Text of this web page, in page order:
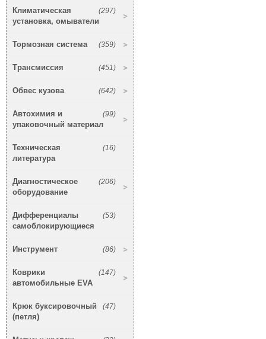
(297)
Климатическая
установка, омыватели
(359)
Тормозная система
(451)
Трансмиссия
(642)
Обвес кузова
(99)
Автохимия и
упаковочный материал
(16)
Техническая
литература
(206)
Диагностическое
оборудование
(53)
Дифференциалы
самоблокирующиеся
(86)
Инструмент
(147)
Коврики
автомобильные EVA
(47)
Крюк буксировочный
(петля)